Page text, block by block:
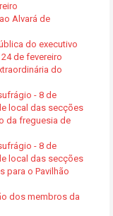
Alvará de
do executivo
de fevereiro
do
- 8 de
local das secções
da freguesia de
- 8 de
local das secções
para o Pavilhão
dos membros da